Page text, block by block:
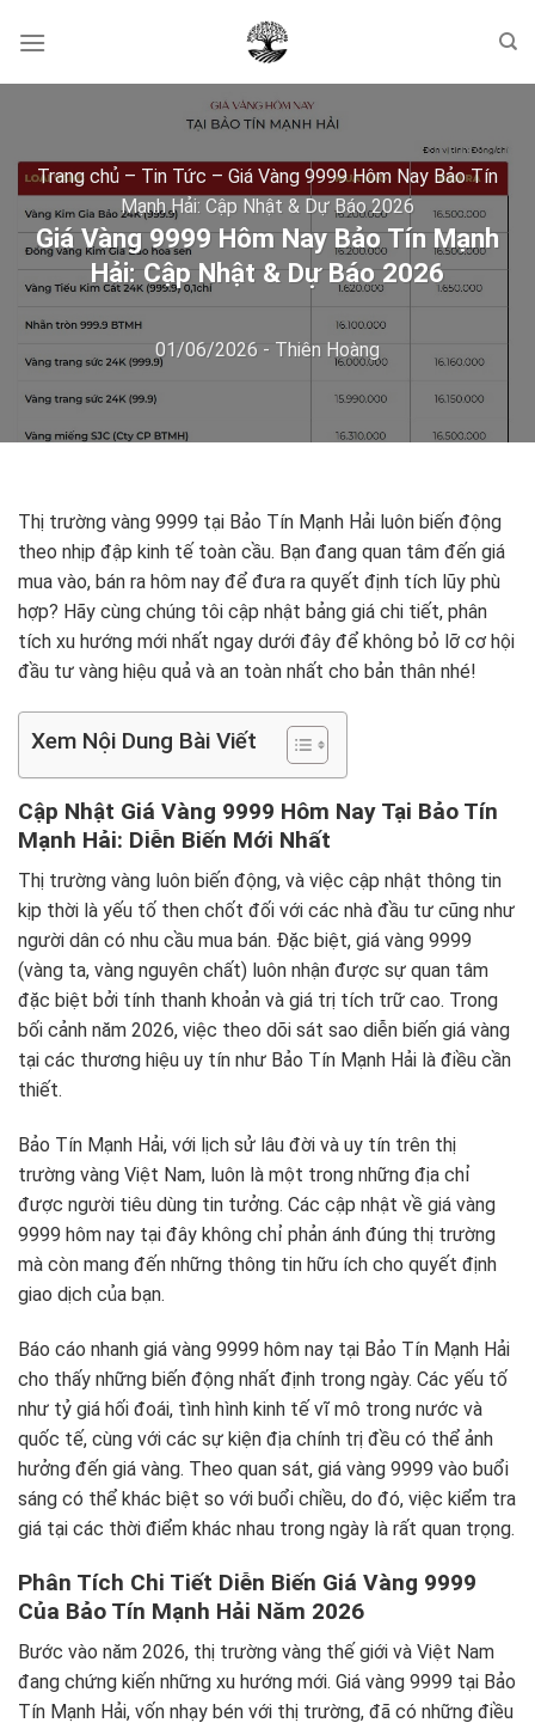
Trang chủ – Tin Tức – Giá Vàng 9999 Hôm Nay Bảo Tín
Mạnh Hải: Cập Nhật & Dự Báo 2026
Giá Vàng 9999 Hôm Nay Bảo Tín Mạnh
Hải: Cập Nhật & Dự Báo 2026
01/06/2026 - Thiên Hoàng
Thị trường vàng 9999 tại Bảo Tín Mạnh Hải luôn biến động
theo nhịp đập kinh tế toàn cầu. Bạn đang quan tâm đến giá
mua vào, bán ra hôm nay để đưa ra quyết định tích lũy phù
hợp? Hãy cùng chúng tôi cập nhật bảng giá chi tiết, phân
tích xu hướng mới nhất ngay dưới đây để không bỏ lỡ cơ hội
đầu tư vàng hiệu quả và an toàn nhất cho bản thân nhé!
Xem Nội Dung Bài Viết
Cập Nhật Giá Vàng 9999 Hôm Nay Tại Bảo Tín
Mạnh Hải: Diễn Biến Mới Nhất
Thị trường vàng luôn biến động, và việc cập nhật thông tin
kịp thời là yếu tố then chốt đối với các nhà đầu tư cũng như
người dân có nhu cầu mua bán. Đặc biệt, giá vàng 9999
(vàng ta, vàng nguyên chất) luôn nhận được sự quan tâm
đặc biệt bởi tính thanh khoản và giá trị tích trữ cao. Trong
bối cảnh năm 2026, việc theo dõi sát sao diễn biến giá vàng
tại các thương hiệu uy tín như Bảo Tín Mạnh Hải là điều cần
thiết.
Bảo Tín Mạnh Hải, với lịch sử lâu đời và uy tín trên thị
trường vàng Việt Nam, luôn là một trong những địa chỉ
được người tiêu dùng tin tưởng. Các cập nhật về giá vàng
9999 hôm nay tại đây không chỉ phản ánh đúng thị trường
mà còn mang đến những thông tin hữu ích cho quyết định
giao dịch của bạn.
Báo cáo nhanh giá vàng 9999 hôm nay tại Bảo Tín Mạnh Hải
cho thấy những biến động nhất định trong ngày. Các yếu tố
như tỷ giá hối đoái, tình hình kinh tế vĩ mô trong nước và
quốc tế, cùng với các sự kiện địa chính trị đều có thể ảnh
hưởng đến giá vàng. Theo quan sát, giá vàng 9999 vào buổi
sáng có thể khác biệt so với buổi chiều, do đó, việc kiểm tra
giá tại các thời điểm khác nhau trong ngày là rất quan trọng.
Phân Tích Chi Tiết Diễn Biến Giá Vàng 9999
Của Bảo Tín Mạnh Hải Năm 2026
Bước vào năm 2026, thị trường vàng thế giới và Việt Nam
đang chứng kiến những xu hướng mới. Giá vàng 9999 tại Bảo
Tín Mạnh Hải, vốn nhạy bén với thị trường, đã có những điều